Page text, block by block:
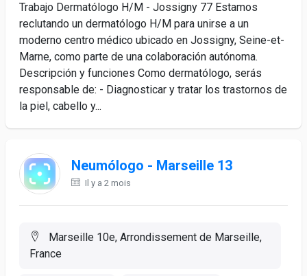
Trabajo Dermatólogo H/M - Jossigny 77 Estamos
reclutando un dermatólogo H/M para unirse a un
moderno centro médico ubicado en Jossigny, Seine-et-
Marne, como parte de una colaboración autónoma.
Descripción y funciones Como dermatólogo, serás
responsable de: - Diagnosticar y tratar los trastornos de
la piel, cabello y...
Neumólogo - Marseille 13
Il y a 2 mois
Marseille 10e, Arrondissement de Marseille,
France